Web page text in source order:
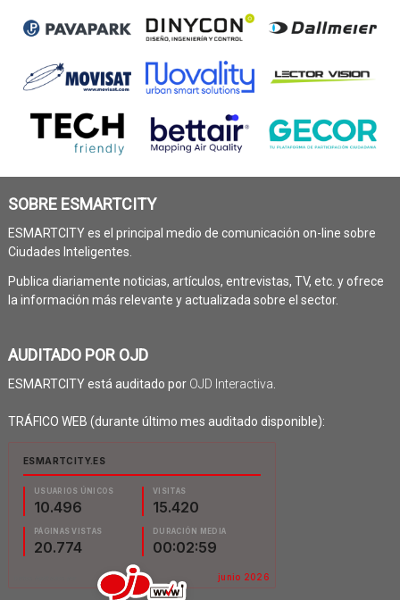
SOBRE ESMARTCITY
ESMARTCITY es el principal medio de comunicación on-line sobre
Ciudades Inteligentes.
Publica diariamente noticias, artículos, entrevistas, TV, etc. y ofrece
la información más relevante y actualizada sobre el sector.
AUDITADO POR OJD
ESMARTCITY está auditado por OJD Interactiva.
TRÁFICO WEB (durante último mes auditado disponible):